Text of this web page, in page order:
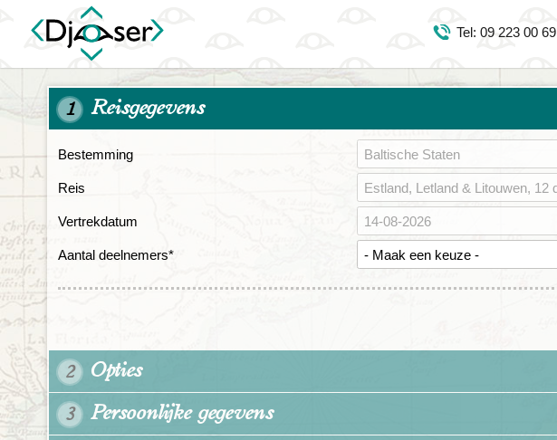
Tel: 09 223 00 69
1 Reisgegevens
Bestemming
Reis
Vertrekdatum
Aantal deelnemers*
2 Opties
3 Persoonlijke gegevens